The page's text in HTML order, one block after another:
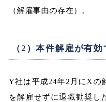
（解雇事由の存在）。
（2）本件解雇が有効
Y社は平成24年2月にXの
を解雇せずに退職勧奨し